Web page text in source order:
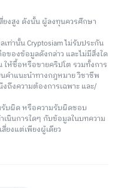
ยงสูง ดังนั้น ผู้ลงทุนควรศึกษา
ท่านั้น Cryptosiam ไม่รับประกัน
ของข้อมูลดังกล่าว และไม่มีสิ่งใด
ให้ซื้อหรือขายคริปโต รวมทั้งการ
คำแนะนำทางกฎหมาย วิชาชีพ
ถึงความต้องการเฉพาะ และ/
รับผิด หรือความรับผิดชอบ
นินการใดๆ กับข้อมูลในบทความ
ยงแต่เพียงผู้เดียว